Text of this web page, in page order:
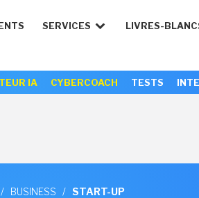
SERVICES LIVRES-
IA CYBERCOACH TESTS
/ BUSINESS / START-UP